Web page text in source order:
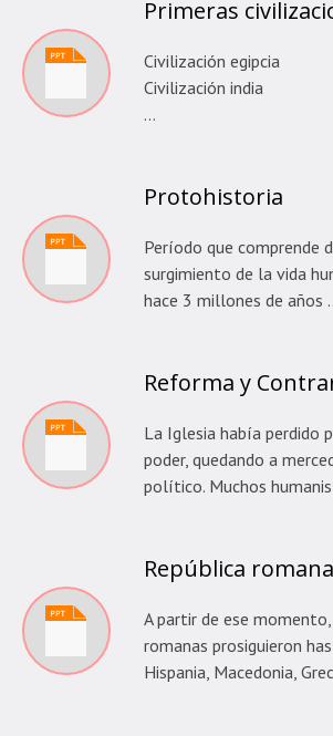
Primeras
Civilización egipcia
Civilización india
…
Protohistoria
Período que comprende
surgimiento de la vida
hace 3 millones de años
Reforma y
La Iglesia había perdido
poder, quedando a
político. Muchos
República romana
A partir de ese
romanas prosiguieron
Hispania, Macedonia,